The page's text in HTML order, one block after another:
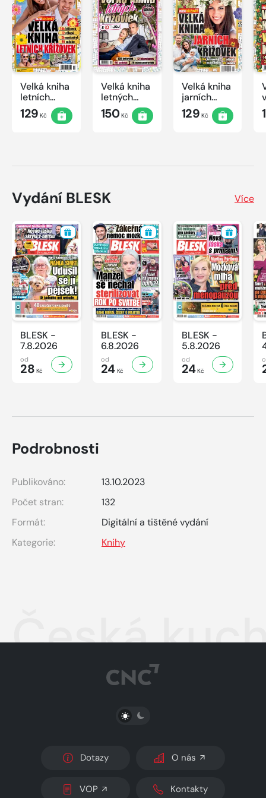
Velká kniha
letních
křížovek
2026
129 Kč
Velká kniha
letných
krížoviek s
TV JOJ
150Kč
Velká kniha
jarních
křížovek
2026
129 Kč
Vydání BLESK Více
BLESK -
7.8.2026
od
28 Kč
BLESK -
6.8.2026
od
24Kč
BLESK -
5.8.2026
od
24Kč
Podrobnosti
Publikováno:
13.10.2023
Počet stran:
132
Formát:
Digitální a tištěné vydání
Kategorie:
Knihy
Česká
PŘEPNOUT SVĚTLÝ/TMAVÝ REŽIM
Dotazy O nás
VOP Kontakty